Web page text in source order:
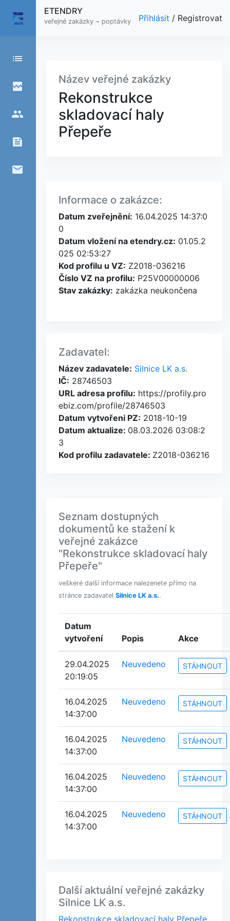
list
broken_image
people
feed
email
ETENDRY
veřejné zakázky ~ poptávky Přihlásit / Registrovat
Název veřejné zakázky
Rekonstrukce
skladovací haly
Přepeře
Informace o zakázce:
Datum zveřejnění: 16.04.2025 14:37:0
0
Datum vložení na etendry.cz: 01.05.2
025 02:53:27
Kod profilu u VZ: Z2018-036216
Číslo VZ na profilu: P25V00000006
Stav zakázky: zakázka neukončena
Zadavatel:
Název zadavatele: Silnice LK a.s.
IČ: 28746503
URL adresa profilu: https://profily.pro
ebiz.com/profile/28746503
Datum vytvořeni PZ: 2018-10-19
Datum aktualize: 08.03.2026 03:08:2
3
Kod profilu zadavatele: Z2018-036216
Seznam dostupných
dokumentů ke stažení k
veřejné zakázce
"Rekonstrukce skladovací haly
Přepeře"
veškeré další informace nalezenete přímo na
stránce zadavatel Silnice LK a.s..
Datum
vytvoření
Popis Akce
29.04.2025
20:19:05
Neuvedeno STÁHNOUT
16.04.2025
14:37:00
Neuvedeno STÁHNOUT
16.04.2025
14:37:00
Neuvedeno STÁHNOUT
16.04.2025
14:37:00
Neuvedeno STÁHNOUT
16.04.2025
14:37:00
Neuvedeno STÁHNOUT
Další aktuální veřejné zakázky
Silnice LK a.s.
Rekonstrukce skladovací haly Přepeře